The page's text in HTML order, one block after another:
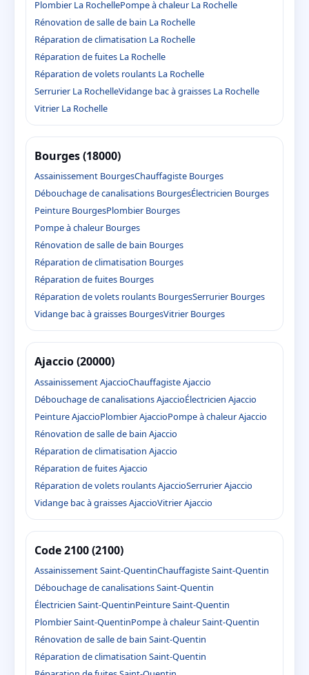
Plombier La RochellePompe à chaleur La Rochelle
Rénovation de salle de bain La Rochelle
Réparation de climatisation La Rochelle
Réparation de fuites La Rochelle
Réparation de volets roulants La Rochelle
Serrurier La RochelleVidange bac à graisses La Rochelle
Vitrier La Rochelle
Bourges (18000)
Assainissement BourgesChauffagiste Bourges
Débouchage de canalisations BourgesÉlectricien Bourges
Peinture BourgesPlombier Bourges
Pompe à chaleur Bourges
Rénovation de salle de bain Bourges
Réparation de climatisation Bourges
Réparation de fuites Bourges
Réparation de volets roulants BourgesSerrurier Bourges
Vidange bac à graisses BourgesVitrier Bourges
Ajaccio (20000)
Assainissement AjaccioChauffagiste Ajaccio
Débouchage de canalisations AjaccioÉlectricien Ajaccio
Peinture AjaccioPlombier AjaccioPompe à chaleur Ajaccio
Rénovation de salle de bain Ajaccio
Réparation de climatisation Ajaccio
Réparation de fuites Ajaccio
Réparation de volets roulants AjaccioSerrurier Ajaccio
Vidange bac à graisses AjaccioVitrier Ajaccio
Code 2100 (2100)
Assainissement Saint-QuentinChauffagiste Saint-Quentin
Débouchage de canalisations Saint-Quentin
Électricien Saint-QuentinPeinture Saint-Quentin
Plombier Saint-QuentinPompe à chaleur Saint-Quentin
Rénovation de salle de bain Saint-Quentin
Réparation de climatisation Saint-Quentin